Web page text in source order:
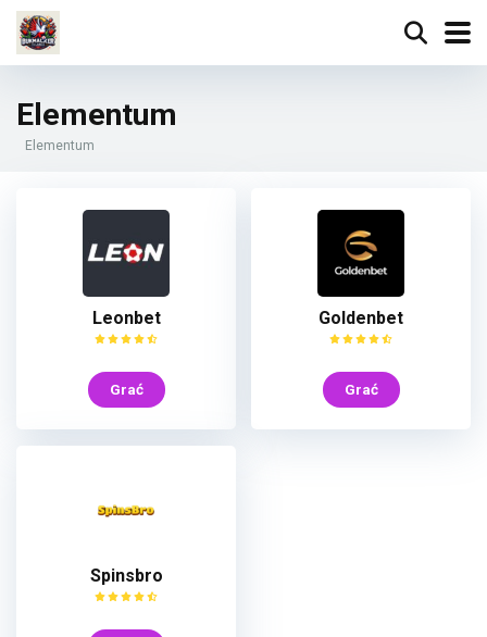
Elementum
Elementum
Leonbet
Grać
Goldenbet
Grać
Spinsbro